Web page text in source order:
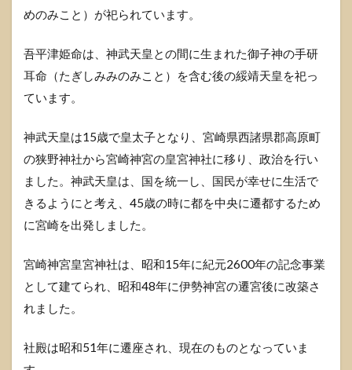
めのみこと）が祀られています。
吾平津姫命は、神武天皇との間に生まれた御子神の手研
耳命（たぎしみみのみこと）を含む後の綏靖天皇を祀っ
ています。
神武天皇は15歳で皇太子となり、宮崎県西諸県郡高原町
の狭野神社から宮崎神宮の皇宮神社に移り、政治を行い
ました。神武天皇は、国を統一し、国民が幸せに生活で
きるようにと考え、45歳の時に都を中央に遷都するため
に宮崎を出発しました。
宮崎神宮皇宮神社は、昭和15年に紀元2600年の記念事業
として建てられ、昭和48年に伊勢神宮の遷宮後に改築さ
れました。
社殿は昭和51年に遷座され、現在のものとなっていま